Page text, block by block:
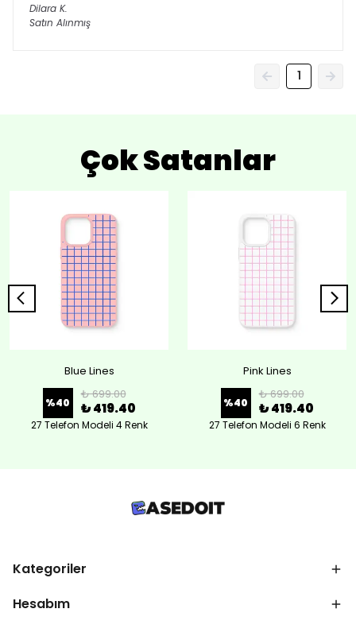
Dilara K.
Satın Alınmış
1
Çok Satanlar
Blue Lines
%40
₺ 699.00
₺ 419.40
27 Telefon Modeli 4 Renk
Pink Lines
%40
₺ 699.00
₺ 419.40
27 Telefon Modeli 6 Renk
Kategoriler
Hesabım